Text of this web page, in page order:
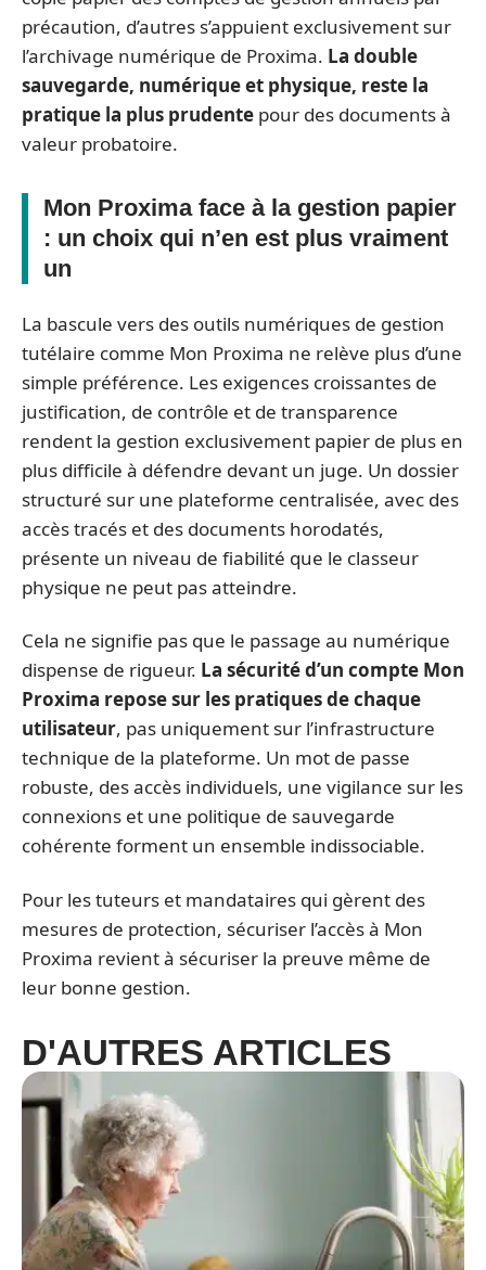
précaution, d’autres s’appuient exclusivement sur
l’archivage numérique de Proxima. La double
sauvegarde, numérique et physique, reste la
pratique la plus prudente pour des documents à
valeur probatoire.
Mon Proxima face à la gestion papier
: un choix qui n’en est plus vraiment
un
La bascule vers des outils numériques de gestion
tutélaire comme Mon Proxima ne relève plus d’une
simple préférence. Les exigences croissantes de
justification, de contrôle et de transparence
rendent la gestion exclusivement papier de plus en
plus difficile à défendre devant un juge. Un dossier
structuré sur une plateforme centralisée, avec des
accès tracés et des documents horodatés,
présente un niveau de fiabilité que le classeur
physique ne peut pas atteindre.
Cela ne signifie pas que le passage au numérique
dispense de rigueur. La sécurité d’un compte Mon
Proxima repose sur les pratiques de chaque
utilisateur, pas uniquement sur l’infrastructure
technique de la plateforme. Un mot de passe
robuste, des accès individuels, une vigilance sur les
connexions et une politique de sauvegarde
cohérente forment un ensemble indissociable.
Pour les tuteurs et mandataires qui gèrent des
mesures de protection, sécuriser l’accès à Mon
Proxima revient à sécuriser la preuve même de
leur bonne gestion.
D'AUTRES ARTICLES